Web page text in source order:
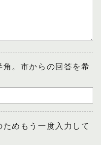
角。市からの回答を希
めもう一度入力して